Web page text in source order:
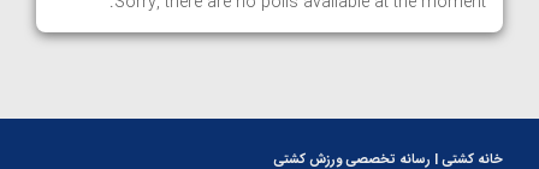
خانه کشتی | رسانه تخصصی ورزش کشتی